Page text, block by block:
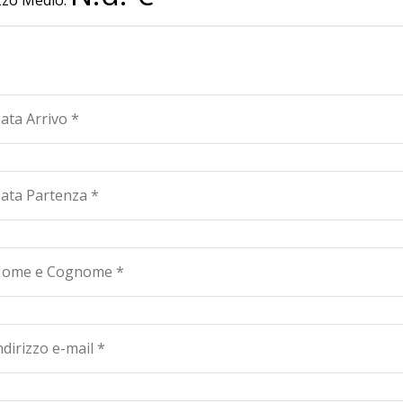
tv posto auto - lavatrice condominiale con asse da